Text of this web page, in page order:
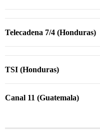
Telecadena 7/4 (Honduras)
TSI (Honduras)
Canal 11 (Guatemala)